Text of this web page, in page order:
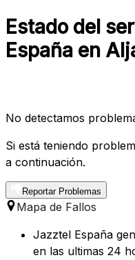
Estado del
España en
No detectamos
Si está teniendo
a continuación.
Reportar Problemas
Mapa de Fallos
Jazztel España
en las ultimas 24